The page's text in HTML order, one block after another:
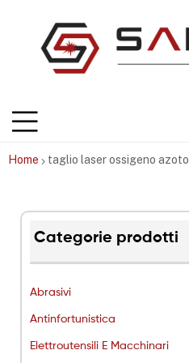
Home taglio laser ossigeno azoto
Categorie prodotti
Abrasivi
Antinfortunistica
Elettroutensili E Macchinari